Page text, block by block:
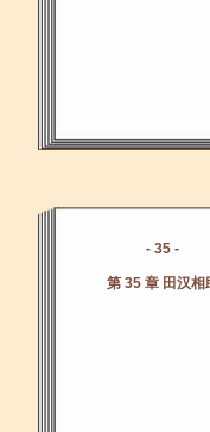
- 35 -
第 35 章 田汉相